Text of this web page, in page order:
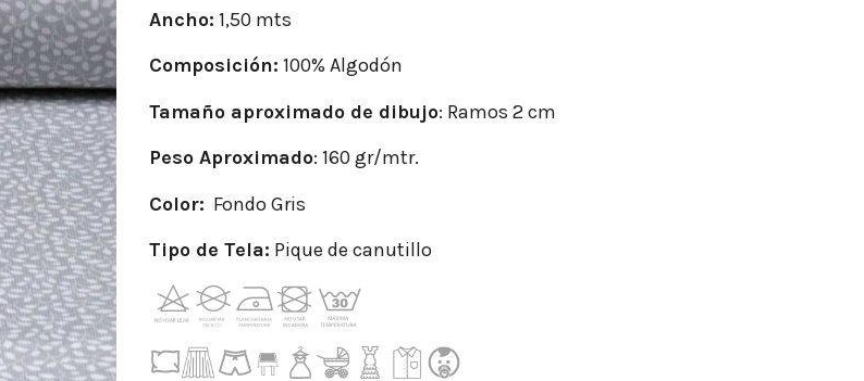
Ancho: 1,50 mts
Composición: 100% Algodón
Tamaño aproximado de dibujo: Ramos 2 cm
Peso Aproximado: 160 gr/mtr.
Color: Fondo Gris
Tipo de Tela: Pique de canutillo